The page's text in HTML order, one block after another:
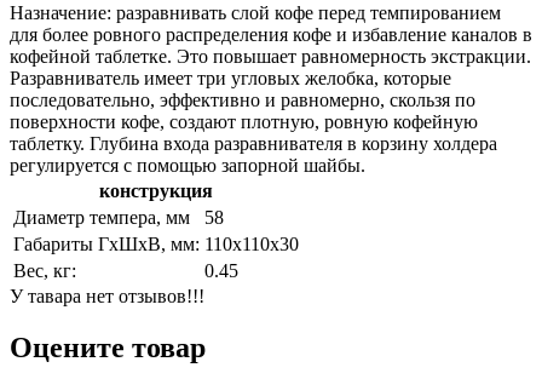
Назначение: разравнивать слой кофе перед темпированием
для более ровного распределения кофе и избавление каналов в
кофейной таблетке. Это повышает равномерность экстракции.
Разравниватель имеет три угловых желобка, которые
последовательно, эффективно и равномерно, скользя по
поверхности кофе, создают плотную, ровную кофейную
таблетку. Глубина входа разравнивателя в корзину холдера
регулируется с помощью запорной шайбы.
конструкция
Диаметр темпера, мм
58
Габариты ГхШхВ, мм: 110х110х30
Вес, кг:
0.45
У тавара нет отзывов!!!
Оцените товар